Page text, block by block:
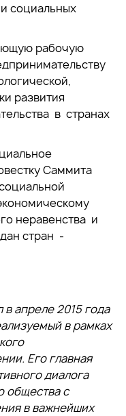
социальных
рабочую
развития
в странах
Саммита
неравенства и
стран -
апреле 2015 года
в рамках
Его главная
диалога
общества с
в важнейших